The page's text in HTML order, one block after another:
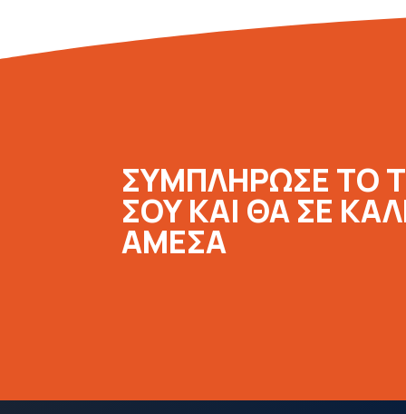
ΣΥΜΠΛΗΡΩΣΕ ΤΟ
ΣΟΥ ΚΑΙ ΘΑ ΣΕ
ΑΜΕΣΑ